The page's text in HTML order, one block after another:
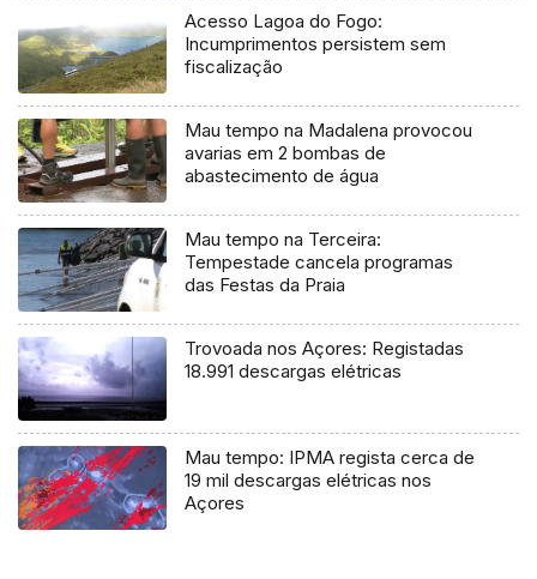
Acesso Lagoa do Fogo:
Incumprimentos persistem sem
fiscalização
Mau tempo na Madalena provocou
avarias em 2 bombas de
abastecimento de água
Mau tempo na Terceira:
Tempestade cancela programas
das Festas da Praia
Trovoada nos Açores: Registadas
18.991 descargas elétricas
Mau tempo: IPMA regista cerca de
19 mil descargas elétricas nos
Açores